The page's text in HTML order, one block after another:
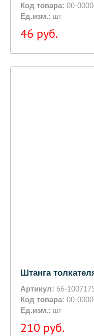
Код товара: 00-
Ед.изм.: шт
46 руб.
Штанга
Артикул: 66-
Код товара: 00-
Ед.изм.: шт
210 руб.